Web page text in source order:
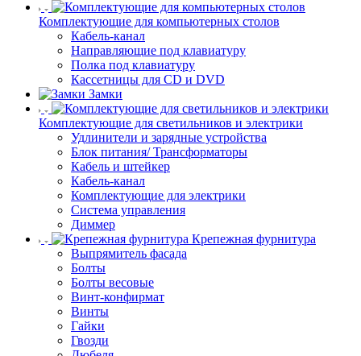
Комплектующие для компьютерных столов
Кабель-канал
Направляющие под клавиатуру
Полка под клавиатуру
Кассетницы для CD и DVD
Замки
Комплектующие для светильников и электрики
Удлинители и зарядные устройства
Блок питания/ Трансформаторы
Кабель и штейкер
Кабель-канал
Комплектующие для электрики
Система управления
Диммер
Крепежная фурнитура
Выпрямитель фасада
Болты
Болты весовые
Винт-конфирмат
Винты
Гайки
Гвозди